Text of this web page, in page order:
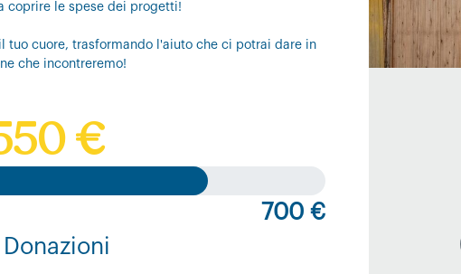
coprire le spese dei progetti!
tuo cuore, trasformando l'aiuto che ci potrai dare in
che incontreremo!
€
700 €